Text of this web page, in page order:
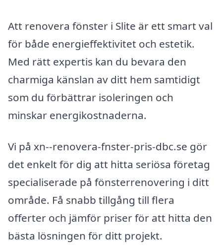
Att renovera fönster i Slite är ett smart val
för både energieffektivitet och estetik.
Med rätt expertis kan du bevara den
charmiga känslan av ditt hem samtidigt
som du förbättrar isoleringen och
minskar energikostnaderna.
Vi på xn--renovera-fnster-pris-dbc.se gör
det enkelt för dig att hitta seriösa företag
specialiserade på fönsterrenovering i ditt
område. Få snabb tillgång till flera
offerter och jämför priser för att hitta den
bästa lösningen för ditt projekt.